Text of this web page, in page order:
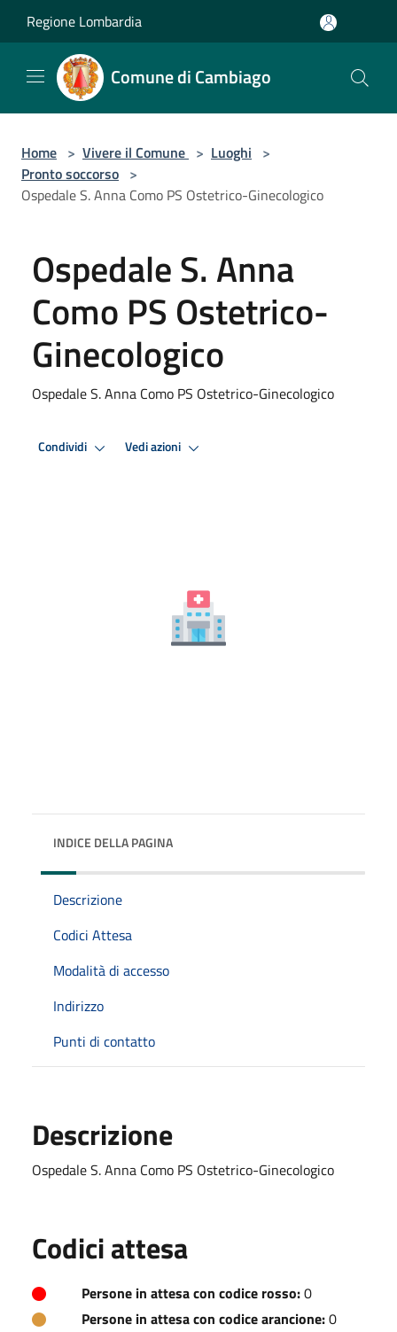
Regione Lombardia
Comune di Cambiago
Home > Vivere il Comune > Luoghi >
Pronto soccorso >
Ospedale S. Anna Como PS Ostetrico-Ginecologico
Ospedale S. Anna
Como PS Ostetrico-
Ginecologico
Ospedale S. Anna Como PS Ostetrico-Ginecologico
Condividi Vedi azioni
INDICE DELLA PAGINA
Descrizione
Codici Attesa
Modalità di accesso
Indirizzo
Punti di contatto
Descrizione
Ospedale S. Anna Como PS Ostetrico-Ginecologico
Codici attesa
Persone in attesa con codice rosso:0
Persone in attesa con codice arancione:0